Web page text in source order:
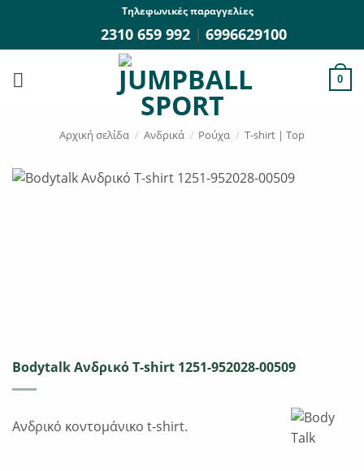
περιεχόμενο
Τηλεφωνικές παραγγελίες
2310 659 992 | 6996629100
0
Αρχική σελίδα / Ανδρικά / Ρούχα / T-shirt | Top
Bodytalk Ανδρικό T-shirt 1251-952028-00509
Ανδρικό κοντομάνικο t-shirt.